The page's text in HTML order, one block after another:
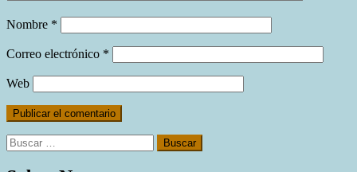
Nombre *
Correo electrónico *
Web
Buscar: